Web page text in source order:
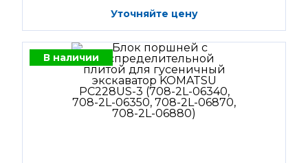
Уточняйте цену
В наличии